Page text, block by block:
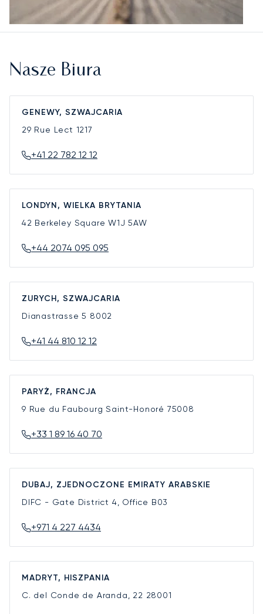
Nasze Biura
GENEWY, SZWAJCARIA
29 Rue Lect 1217
+41 22 782 12 12
LONDYN, WIELKA BRYTANIA
42 Berkeley SquareW1J 5AW
+44 2074 095 095
ZURYCH, SZWAJCARIA
Dianastrasse 5 8002
+41 44 810 12 12
PARYŻ, FRANCJA
9 Rue du Faubourg Saint-Honoré 75008
+33 1 89 16 40 70
DUBAJ, ZJEDNOCZONE EMIRATY ARABSKIE
DIFC - Gate District 4, Office B03
+971 4 227 4434
MADRYT, HISZPANIA
C. del Conde de Aranda, 22 28001